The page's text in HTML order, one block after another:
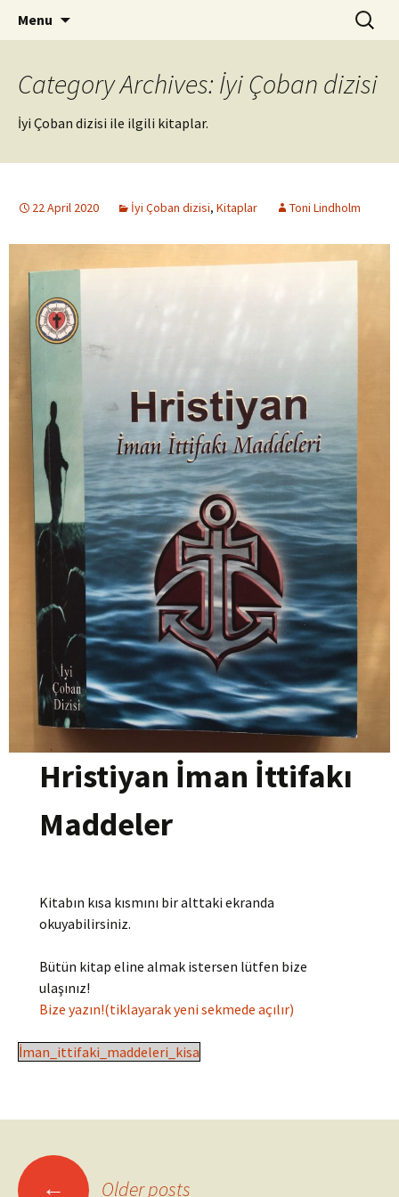
ILC
Menu
Search
for:
Category Archives: İyi Çoban dizisi
İyi Çoban dizisi ile ilgili kitaplar.
22 April 2020 İyi Çoban dizisi, Kitaplar Toni Lindholm
Hristiyan İman İttifakı
Maddeler
Kitabın kısa kısmını bir alttaki ekranda
okuyabilirsiniz.
Bütün kitap eline almak istersen lütfen bize
ulaşınız!
Bize yazın!(tiklayarak yeni sekmede açılır)
İman_ittifaki_maddeleri_kisa
Posts
← Older posts